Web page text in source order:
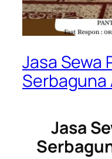
Jasa Sewa
Serbaguna
Jasa